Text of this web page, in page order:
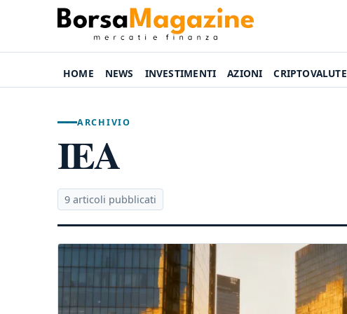
HOME NEWS INVESTIMENTI AZIONI CRIPTOVALUTE
ARCHIVIO
IEA
9 articoli pubblicati